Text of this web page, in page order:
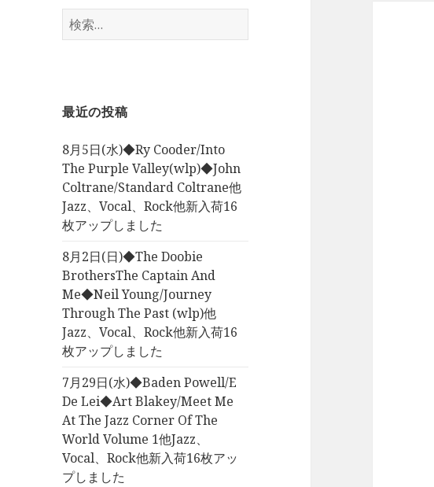
検
索
最近の投稿
8月5日(水)◆Ry Cooder/Into
The Purple Valley(wlp)◆John
Coltrane/Standard Coltrane他
Jazz、Vocal、Rock他新入荷16
枚アップしました
8月2日(日)◆The Doobie
BrothersThe Captain And
Me◆Neil Young/Journey
Through The Past (wlp)他
Jazz、Vocal、Rock他新入荷16
枚アップしました
7月29日(水)◆Baden Powell/E
De Lei◆Art Blakey/Meet Me
At The Jazz Corner Of The
World Volume 1他Jazz、
Vocal、Rock他新入荷16枚アッ
プしました